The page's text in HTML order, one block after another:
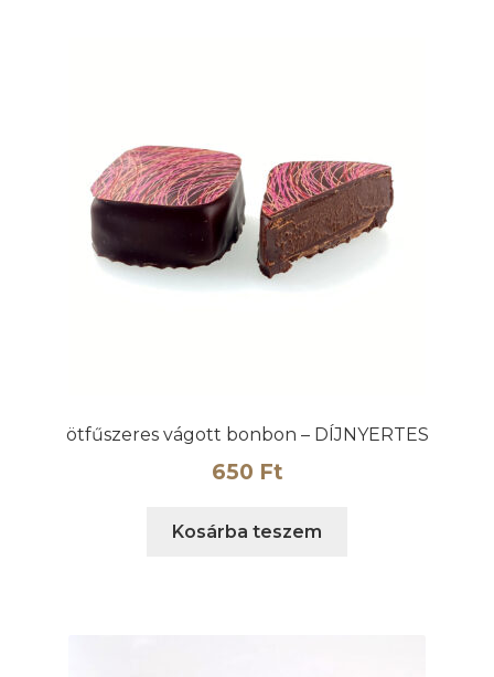
ötfűszeres vágott bonbon – DÍJNYERTES
650 Ft
Kosárba teszem